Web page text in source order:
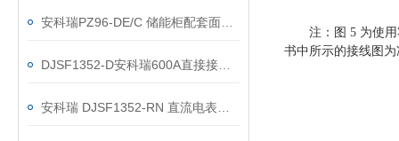
注：图 5 为使用霍
书中所示的接线图为